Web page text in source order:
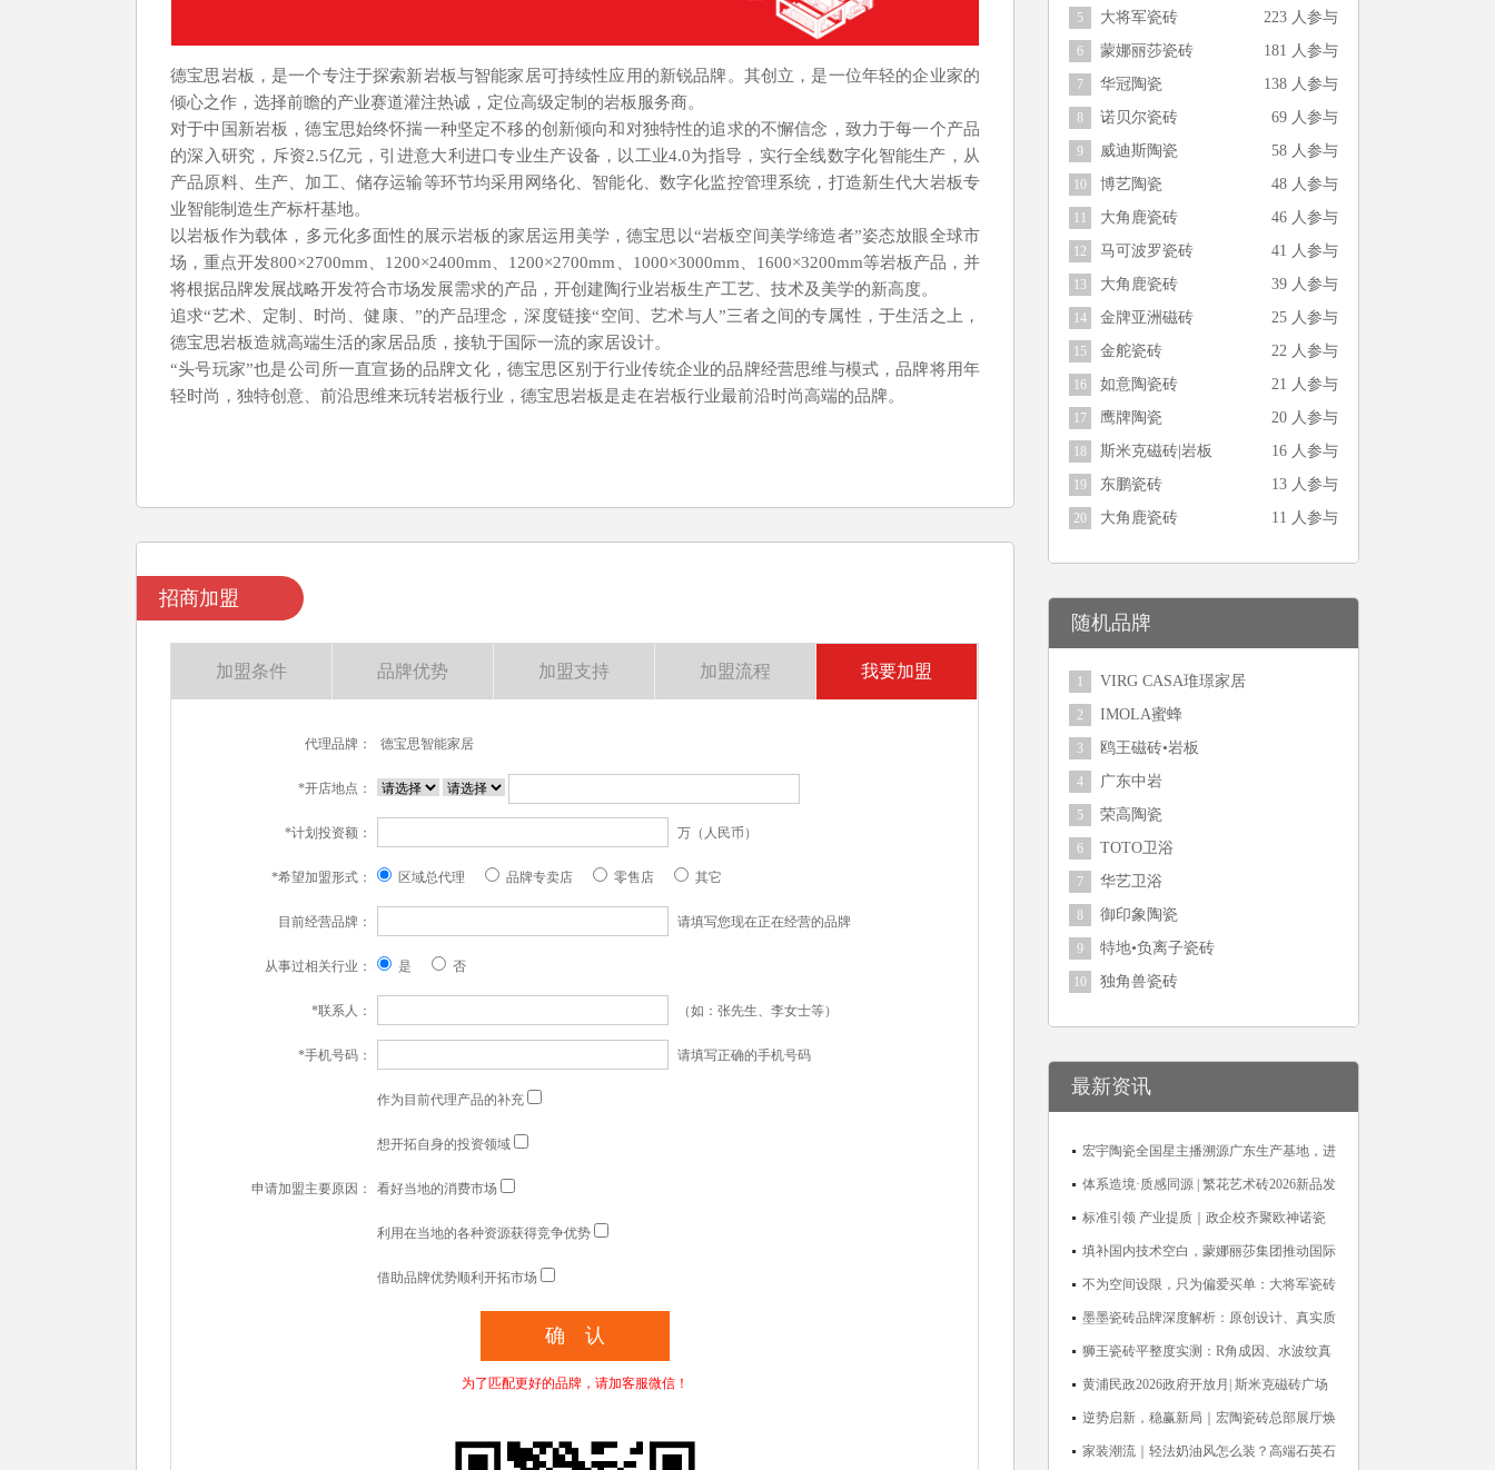
德宝思岩板，是一个专注于探索新岩板与智能家居可持续性应用的新锐品牌。其创立，是一位年轻的企业家的
倾心之作，选择前瞻的产业赛道灌注热诚，定位高级定制的岩板服务商。
对于中国新岩板，德宝思始终怀揣一种坚定不移的创新倾向和对独特性的追求的不懈信念，致力于每一个产品
的深入研究，斥资2.5亿元，引进意大利进口专业生产设备，以工业4.0为指导，实行全线数字化智能生产，从
产品原料、生产、加工、储存运输等环节均采用网络化、智能化、数字化监控管理系统，打造新生代大岩板专
业智能制造生产标杆基地。
以岩板作为载体，多元化多面性的展示岩板的家居运用美学，德宝思以“岩板空间美学缔造者”姿态放眼全球市
场，重点开发800×2700mm、1200×2400mm、1200×2700mm、1000×3000mm、1600×3200mm等岩板产品，并
将根据品牌发展战略开发符合市场发展需求的产品，开创建陶行业岩板生产工艺、技术及美学的新高度。
追求“艺术、定制、时尚、健康、”的产品理念，深度链接“空间、艺术与人”三者之间的专属性，于生活之上，
德宝思岩板造就高端生活的家居品质，接轨于国际一流的家居设计。
“头号玩家”也是公司所一直宣扬的品牌文化，德宝思区别于行业传统企业的品牌经营思维与模式，品牌将用年
轻时尚，独特创意、前沿思维来玩转岩板行业，德宝思岩板是走在岩板行业最前沿时尚高端的品牌。
招商加盟
加盟条件 品牌优势 加盟支持 加盟流程 我要加盟
代理品牌： 德宝思智能家居
*开店地点：
*计划投资额： 万（人民币）
*希望加盟形式： 区域总代理 品牌专卖店 零售店 其它
目前经营品牌： 请填写您现在正在经营的品牌
从事过相关行业： 是 否
*联系人： （如：张先生、李女士等）
*手机号码： 请填写正确的手机号码
申请加盟主要原因：
作为目前代理产品的补充
想开拓自身的投资领域
看好当地的消费市场
利用在当地的各种资源获得竞争优势
借助品牌优势顺利开拓市场
为了匹配更好的品牌，请加客服微信！
5 大将军瓷砖 223 人参与
6 蒙娜丽莎瓷砖 181 人参与
7 华冠陶瓷 138 人参与
8 诺贝尔瓷砖 69 人参与
9 威迪斯陶瓷 58 人参与
10 博艺陶瓷 48 人参与
11 大角鹿瓷砖 46 人参与
12 马可波罗瓷砖 41 人参与
13 大角鹿瓷砖 39 人参与
14 金牌亚洲磁砖 25 人参与
15 金舵瓷砖 22 人参与
16 如意陶瓷砖 21 人参与
17 鹰牌陶瓷 20 人参与
18 斯米克磁砖|岩板 16 人参与
19 东鹏瓷砖 13 人参与
20 大角鹿瓷砖 11 人参与
随机品牌
1 VIRG CASA琟璟家居
2 IMOLA蜜蜂
3 鸥王磁砖•岩板
4 广东中岩
5 荣高陶瓷
6 TOTO卫浴
7 华艺卫浴
8 御印象陶瓷
9 特地•负离子瓷砖
10 独角兽瓷砖
最新资讯
宏宇陶瓷全国星主播溯源广东生产基地，进
阶ROI长效变现新路径
体系造境·质感同源 | 繁花艺术砖2026新品发
布媒体见面会圆满举行
标准引领 产业提质｜政企校齐聚欧神诺瓷
砖，共探佛山陶瓷标准化发展新路径
填补国内技术空白，蒙娜丽莎集团推动国际
标准落地本地国标
不为空间设限，只为偏爱买单：大将军瓷砖
解锁“高级哑”人居美学
墨墨瓷砖品牌深度解析：原创设计、真实质
感与市场口碑全览
狮王瓷砖平整度实测：R角成因、水波纹真
相、辊棒印解析与5A标准选购指南
黄浦民政2026政府开放月| 斯米克磁砖广场
适老化体验中心正式亮相
逆势启新，稳赢新局｜宏陶瓷砖总部展厅焕
新升级开工大吉
家装潮流｜轻法奶油风怎么装？高端石英石